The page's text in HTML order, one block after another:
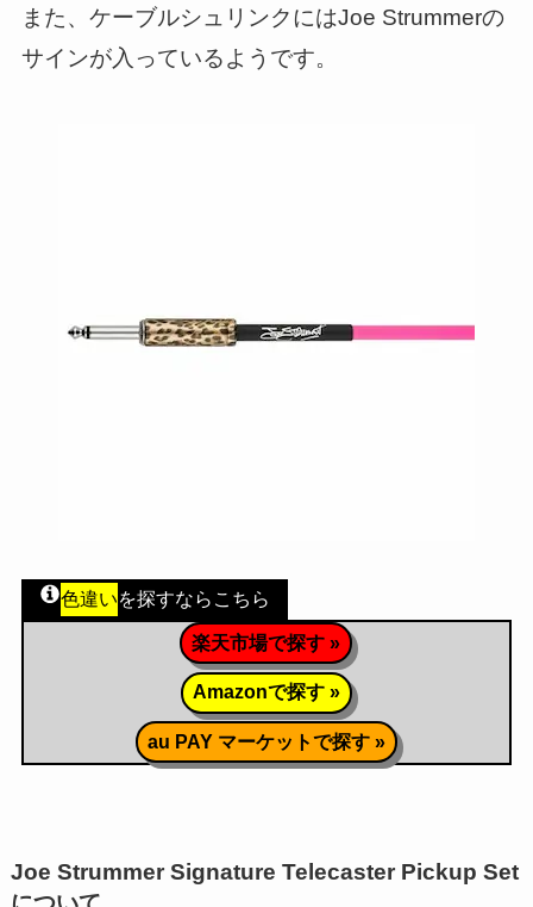
また、ケーブルシュリンクにはJoe Strummerの
サインが入っているようです。
色違いを探すならこちら
楽天市場で探す »
Amazonで探す »
au PAY マーケットで探す »
Joe Strummer Signature Telecaster Pickup Set